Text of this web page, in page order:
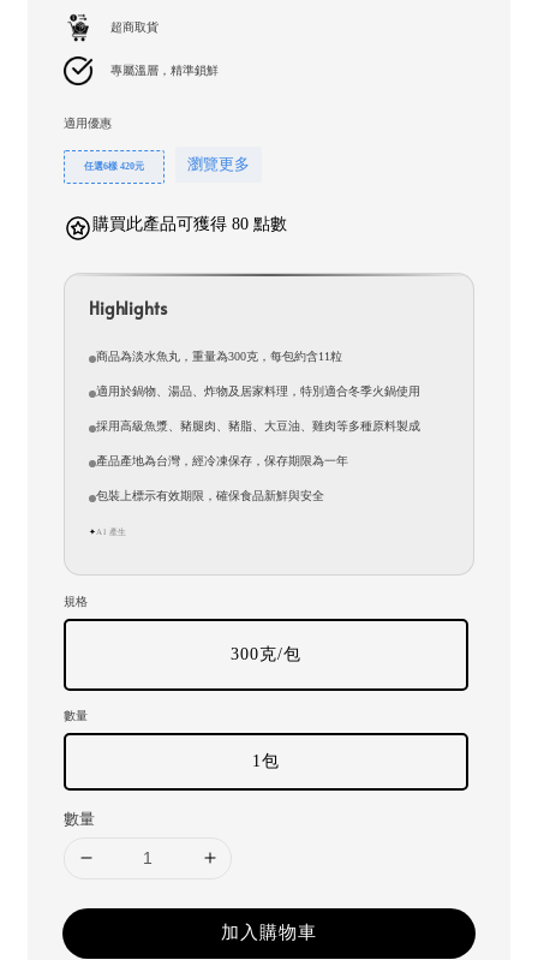
超商取貨
專屬溫層，精準鎖鮮
適用優惠
任選6樣 420元 瀏覽更多
購買此產品可獲得 80 點數
Highlights
商品為淡水魚丸，重量為300克，每包約含11粒
適用於鍋物、湯品、炸物及居家料理，特別適合冬季火鍋使用
採用高級魚漿、豬腿肉、豬脂、大豆油、雞肉等多種原料製成
產品產地為台灣，經冷凍保存，保存期限為一年
包裝上標示有效期限，確保食品新鮮與安全
✦AI 產生
規格
300克/包
數量
1包
數量
加入購物車